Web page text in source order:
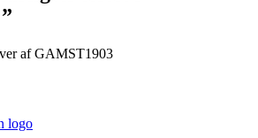
af GAMST1903